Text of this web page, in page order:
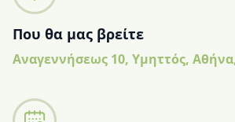
Που θα μας βρείτε
Αναγεννήσεως 10, Υμηττός,